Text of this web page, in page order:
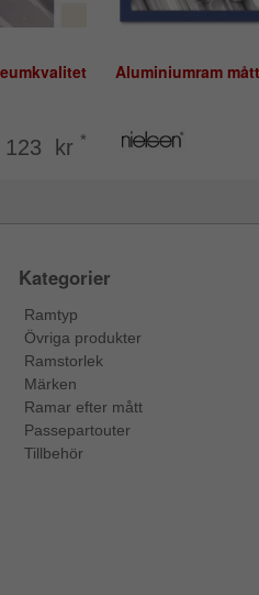
123 kr *
Aluminiumram
Kategorier
Ramtyp
Övriga produkter
Ramstorlek
Märken
Ramar efter mått
Passepartouter
Tillbehör